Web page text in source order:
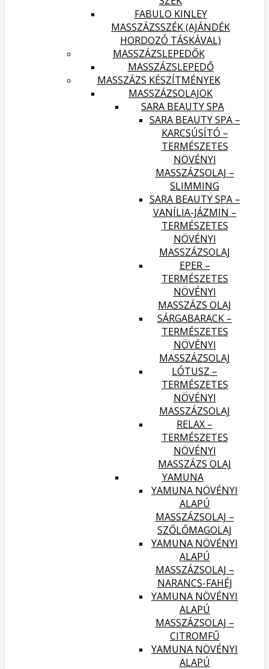
FABULO KINLEY
MASSZÁZSSZÉK (AJÁNDÉK
HORDOZÓ TÁSKÁVAL)
MASSZÁZSLEPEDŐK
MASSZÁZSLEPEDŐ
MASSZÁZS KÉSZÍTMÉNYEK
MASSZÁZSOLAJOK
SARA BEAUTY SPA
SARA BEAUTY SPA –
KARCSÚSÍTÓ –
TERMÉSZETES
NÖVÉNYI
MASSZÁZSOLAJ –
SLIMMING
SARA BEAUTY SPA –
VANÍLIA-JÁZMIN –
TERMÉSZETES
NÖVÉNYI
MASSZÁZSOLAJ
EPER –
TERMÉSZETES
NÖVÉNYI
MASSZÁZS OLAJ
SÁRGABARACK –
TERMÉSZETES
NÖVÉNYI
MASSZÁZSOLAJ
LÓTUSZ –
TERMÉSZETES
NÖVÉNYI
MASSZÁZSOLAJ
RELAX –
TERMÉSZETES
NÖVÉNYI
MASSZÁZS OLAJ
YAMUNA
YAMUNA NÖVÉNYI
ALAPÚ
MASSZÁZSOLAJ –
SZŐLŐMAGOLAJ
YAMUNA NÖVÉNYI
ALAPÚ
MASSZÁZSOLAJ –
NARANCS-FAHÉJ
YAMUNA NÖVÉNYI
ALAPÚ
MASSZÁZSOLAJ –
CITROMFŰ
YAMUNA NÖVÉNYI
ALAPÚ